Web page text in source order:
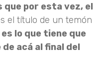
que por esta vez, el
el título de un temón
es lo que tiene que
acá al final del